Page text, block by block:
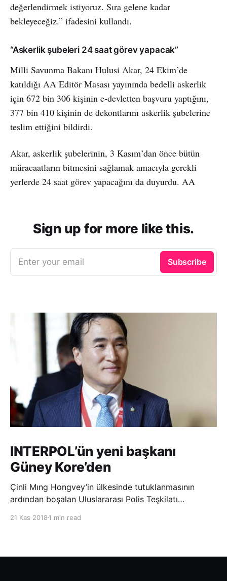
değerlendirmek istiyoruz. Sıra gelene kadar
bekleyeceğiz.” ifadesini kullandı.
“Askerlik şubeleri 24 saat görev yapacak”
Milli Savunma Bakanı Hulusi Akar, 24 Ekim’de
katıldığı AA Editör Masası yayınında bedelli askerlik
için 672 bin 306 kişinin e-devletten başvuru yaptığını,
377 bin 410 kişinin de dekontlarını askerlik şubelerine
teslim ettiğini bildirdi.
Akar, askerlik şubelerinin, 3 Kasım’dan önce bütün
müracaatların bitmesini sağlamak amacıyla gerekli
yerlerde 24 saat görev yapacağını da duyurdu. AA
Sign up for more like this.
Enter your email Subscribe
INTERPOL’ün yeni başkanı
Güney Kore’den
Çinli Mıng Hongvey’in ülkesinde tutuklanmasının
ardından boşalan Uluslararası Polis Teşkilatı
seçildi. INTERPOL Genel Kurulu’nun Dubai’deki
21 Kas 2018 1 min read